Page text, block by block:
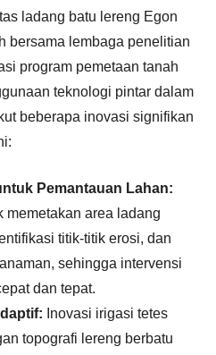
ladang batu lereng Egon
bersama lembaga penelitian
program pemetaan tanah
teknologi pintar dalam
beberapa inovasi signifikan
Pemantauan Lahan:
memetakan area ladang
titik-titik erosi, dan
sehingga intervensi
dan tepat.
Inovasi irigasi tetes
topografi lereng berbatu